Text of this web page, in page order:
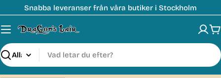
till
innehåll
Snabba leveranser från våra butiker i Stockholm
Sök